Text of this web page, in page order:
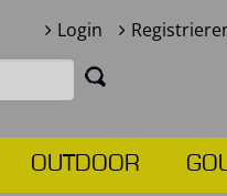
Login
OUTDOOR